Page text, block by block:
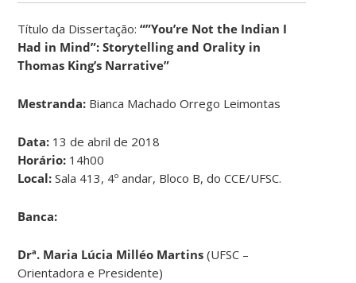
Título da Dissertação:“”You’re Not the Indian I
Had in Mind”: Storytelling and Orality in
Thomas King’s Narrative”
Mestranda: Bianca Machado Orrego Leimontas
Data: 13 de abril de 2018
Horário: 14h00
Local:Sala 413, 4º andar, Bloco B, do CCE/UFSC.
Banca:
Drª. Maria Lúcia Milléo Martins (UFSC –
Orientadora e Presidente)